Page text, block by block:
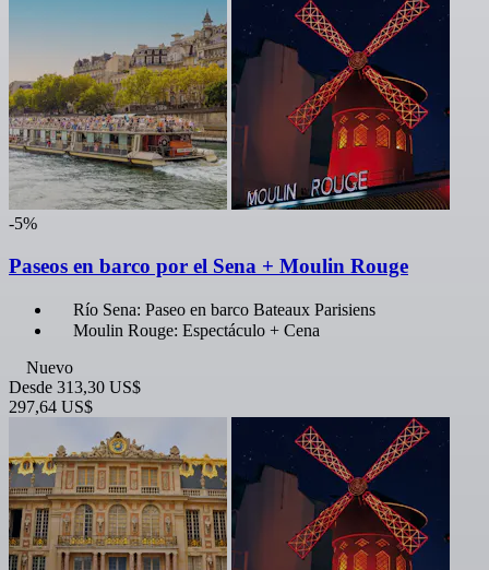
-5%
Paseos en barco por el Sena + Moulin Rouge
Río Sena: Paseo en barco Bateaux Parisiens
Moulin Rouge: Espectáculo + Cena
Nuevo
Desde 313,30 US$
297,64 US$